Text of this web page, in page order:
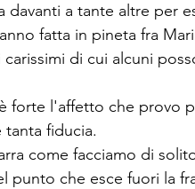
a tante altre per
fatta in pineta fra
carissimi di cui alcuni
forte l'affetto che provo
fiducia.
come facciamo di
punto che esce fuori la